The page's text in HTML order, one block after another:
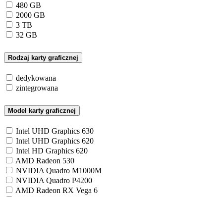
480 GB
2000 GB
3 TB
32 GB
Rodzaj karty graficznej
dedykowana
zintegrowana
Model karty graficznej
Intel UHD Graphics 630
Intel UHD Graphics 620
Intel HD Graphics 620
AMD Radeon 530
NVIDIA Quadro M1000M
NVIDIA Quadro P4200
AMD Radeon RX Vega 6